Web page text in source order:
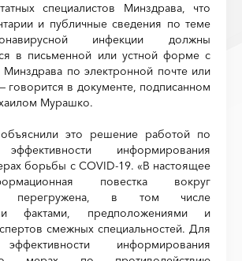
специалистов Минздрава, что
и публичные сведения по теме
инфекции должны
в письменной или устной форме с
Минздрава по электронной почте или
говорится в документе, подписанном
Мурашко.
это решение работой по
информирования
борьбы с COVID-19. «В настоящее
повестка вокруг
перегружена, в том числе
фактами, предположениями и
смежных специальностей. Для
информирования